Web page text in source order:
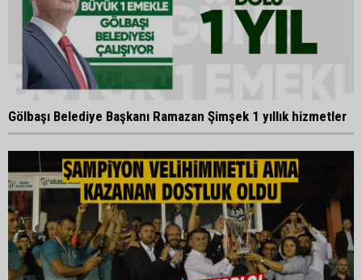
Gölbaşı Belediye Başkanı Ramazan Şimşek 1 yıllık hizmetler